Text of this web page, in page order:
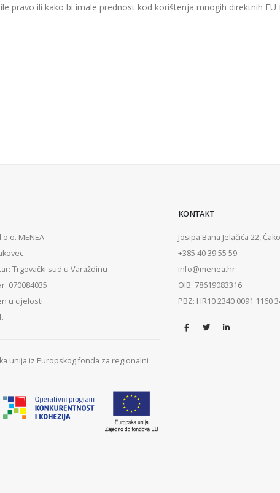
pravo ili kako bi imale prednost kod korištenja mnogih direktnih EU
MENEA
Trgovački sud u Varaždinu
070084035
u cijelosti
unija iz Europskog fonda za regionalni
KONTAKT
Josipa Bana Jelačića 22,
+385 40 39 55 59
info@menea.hr
OIB: 78619083316
PBZ: HR10 2340 0091 1160